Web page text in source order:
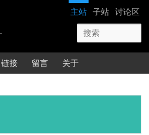
网站导航
主站 子站 讨论区
链接 留言 关于